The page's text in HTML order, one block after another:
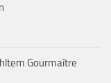
Gourmaître